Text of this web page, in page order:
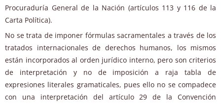
Procuraduría General de la Nación (artículos 113 y 116 de la
Carta Política).
No se trata de imponer fórmulas sacramentales a través de los
tratados internacionales de derechos humanos, los mismos
están incorporados al orden jurídico interno, pero son criterios
de interpretación y no de imposición a raja tabla de
expresiones literales gramaticales, pues ello no se compadece
con una interpretación del artículo 29 de la Convención